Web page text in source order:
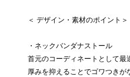
＜ デザイン・素材のポイント＞
・ネックバンダナストール
首元のコーディネートとして最
厚みを抑えることでゴワつきが